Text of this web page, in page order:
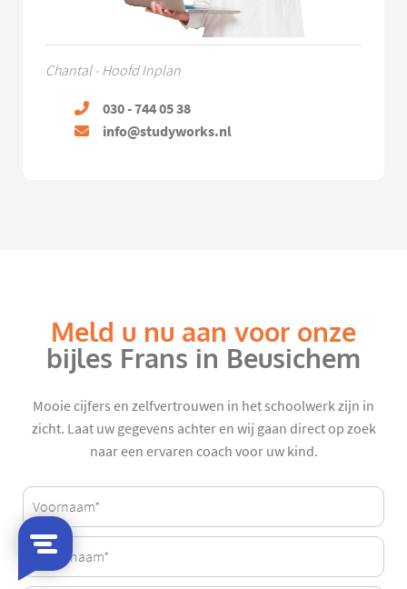
Chantal - Hoofd Inplan
030 - 744 05 38
info@studyworks.nl
Meld u nu aan voor onze
bijles Frans in Beusichem
Mooie cijfers en zelfvertrouwen in het schoolwerk zijn in
zicht. Laat uw gegevens achter en wij gaan direct op zoek
naar een ervaren coach voor uw kind.